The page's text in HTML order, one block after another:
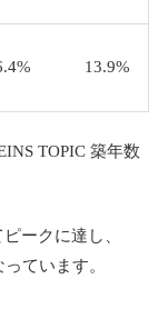
13.9%
TOPIC 築年数
ークに達し、
ています。